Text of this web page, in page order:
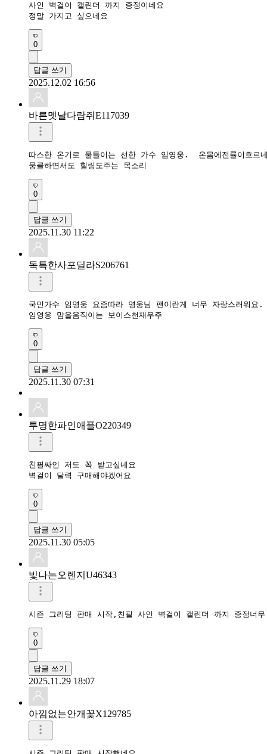
사인 벽걸이 캘린더 까지 증정이네요
정말 가지고 싶으네요
0
답글 쓰기
2025.12.02 16:56
바른멧날다람쥐E117039
따스한 온기로 물들이는 선한 가수 임영웅.  온몸에전률이흐
0
답글 쓰기
2025.11.30 11:22
독특한사포딜라S206761
국민가수 임영웅 요즘따라 영웅님 팬이란게 너무 자랑스러워
0
답글 쓰기
2025.11.30 07:31
투명한파인애플O220349
친필싸인 저도 꼭 받고싶네요
벽걸이 달력 구매해야겠어요
0
답글 쓰기
2025.11.30 05:05
빛나는오렌지U46343
시즌 그리팅 판매 시작,친필 사인 벽걸이 캘린더 까지 증정너무
0
답글 쓰기
2025.11.29 18:07
아낌없는안개꽃X129785